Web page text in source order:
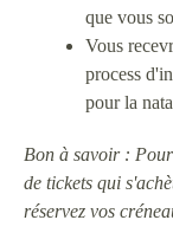
que vous
Vous
process
pour la
Bon à savoir :
de tickets qui
réservez vos